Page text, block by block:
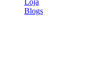
Loja
Blogs